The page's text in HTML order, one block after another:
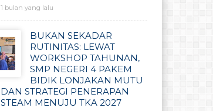
1 bulan yang lalu
BUKAN SEKADAR
RUTINITAS: LEWAT
WORKSHOP TAHUNAN,
SMP NEGERI 4 PAKEM
BIDIK LONJAKAN MUTU
DAN STRATEGI PENERAPAN
STEAM MENUJU TKA 2027